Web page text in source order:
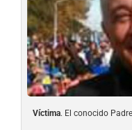
Víctima. El conocido